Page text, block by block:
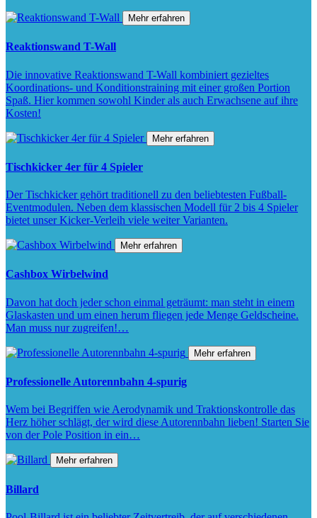
Mehr erfahren
Reaktionswand T-Wall
Die innovative Reaktionswand T-Wall kombiniert gezieltes
Koordinations- und Konditionstraining mit einer großen Portion
Spaß. Hier kommen sowohl Kinder als auch Erwachsene auf ihre
Kosten!
Mehr erfahren
Tischkicker 4er für 4 Spieler
Der Tischkicker gehört traditionell zu den beliebtesten Fußball-
Eventmodulen. Neben dem klassischen Modell für 2 bis 4 Spieler
bietet unser Kicker-Verleih viele weiter Varianten.
Mehr erfahren
Cashbox Wirbelwind
Davon hat doch jeder schon einmal geträumt: man steht in einem
Glaskasten und um einen herum fliegen jede Menge Geldscheine.
Man muss nur zugreifen!…
Mehr erfahren
Professionelle Autorennbahn 4-spurig
Wem bei Begriffen wie Aerodynamik und Traktionskontrolle das
Herz höher schlägt, der wird diese Autorennbahn lieben! Starten Sie
von der Pole Position in ein…
Mehr erfahren
Billard